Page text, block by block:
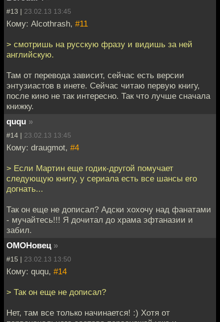
#13 | 23.02.13 13:45
Кому: Alcothrash, #11
> смотришь на русскую фразу и видишь за ней
английскую.
Там от перевода зависит, сейчас есть версии
энтузиастов в инете. Сейчас читаю первую книгу,
после кино не так интересно. Так что лучше сначала
книжку.
ququ »
#14 | 23.02.13 13:45
Кому: draugmot, #4
> Если Мартин еще годик-другой помучает
следующую книгу, у сериала есть все шансы его
догнать...
Так он еще не дописал? Адски хохочу над фанатами
- мучайтесь!!! Я дочитал до храма эфтаназии и
забил.
ОМОНовец »
#15 | 23.02.13 13:50
Кому: ququ, #14
> Так он еще не дописал?
Нет, там все только начинается! :) Хотя от